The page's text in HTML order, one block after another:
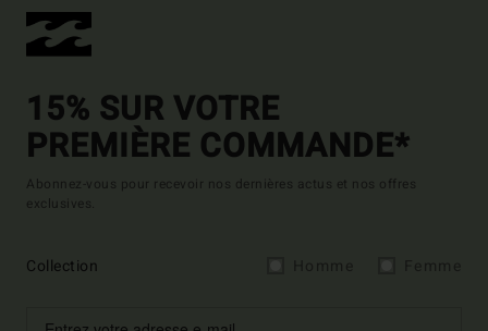
15% SUR VOTRE
PREMIÈRE COMMANDE*
Abonnez-vous pour recevoir nos dernières actus et nos offres
exclusives.
Collection